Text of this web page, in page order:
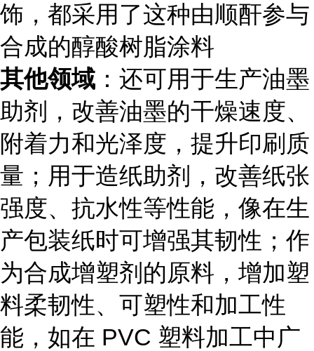
饰，都采用了这种由顺酐参与
合成的醇酸树脂涂料
其他领域 ：还可用于生产油墨
助剂，改善油墨的干燥速度、
附着力和光泽度，提升印刷质
量；用于造纸助剂，改善纸张
强度、抗水性等性能，像在生
产包装纸时可增强其韧性；作
为合成增塑剂的原料，增加塑
料柔韧性、可塑性和加工性
能，如在 PVC 塑料加工中广